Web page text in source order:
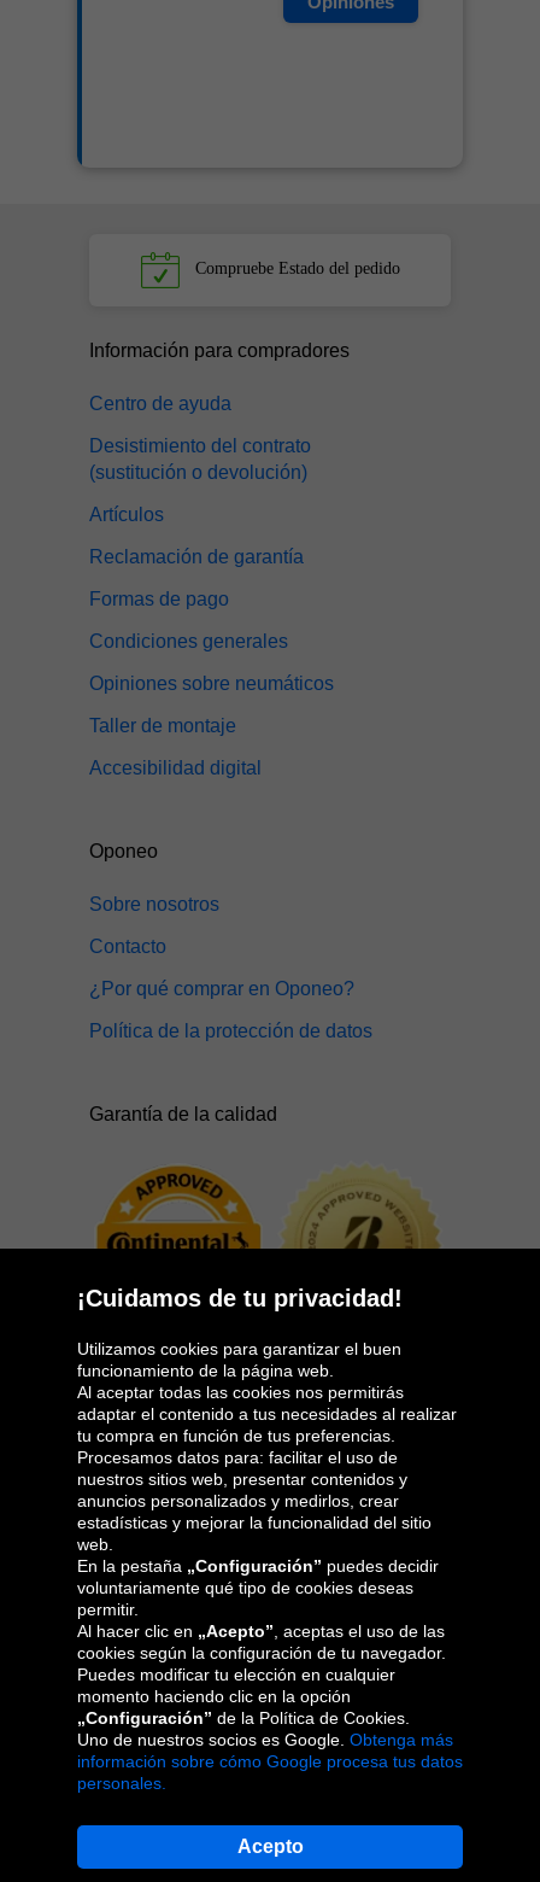
CompruebeEstado del pedido
Información para compradores
Centro de ayuda
Desistimiento del contrato
(sustitución o devolución)
Artículos
Reclamación de garantía
Formas de pago
Condiciones generales
Opiniones sobre neumáticos
Taller de montaje
Accesibilidad digital
Oponeo
Sobre nosotros
Contacto
¿Por qué comprar en Oponeo?
Política de la protección de datos
Garantía de la calidad
Grupo Oponeo
France Italia Magyarország Nederland
Österreich Polska
Slovenská
republika
United
Kingdom
Mapa del sitio web
¡Cuidamos de tu privacidad!
Utilizamos cookies para garantizar el buen
funcionamiento de la página web.
Al aceptar todas las cookies nos permitirás
adaptar el contenido a tus necesidades al realizar
tu compra en función de tus preferencias.
Procesamos datos para: facilitar el uso de
nuestros sitios web, presentar contenidos y
anuncios personalizados y medirlos, crear
estadísticas y mejorar la funcionalidad del sitio
web.
En la pestaña „Configuración” puedes decidir
voluntariamente qué tipo de cookies deseas
permitir.
Al hacer clic en „Acepto” , aceptas el uso de las
cookies según la configuración de tu navegador.
Puedes modificar tu elección en cualquier
momento haciendo clic en la opción
„Configuración” de la Política de Cookies.
Uno de nuestros socios es Google. Obtenga más
información sobre cómo Google procesa tus datos
personales.
Acepto